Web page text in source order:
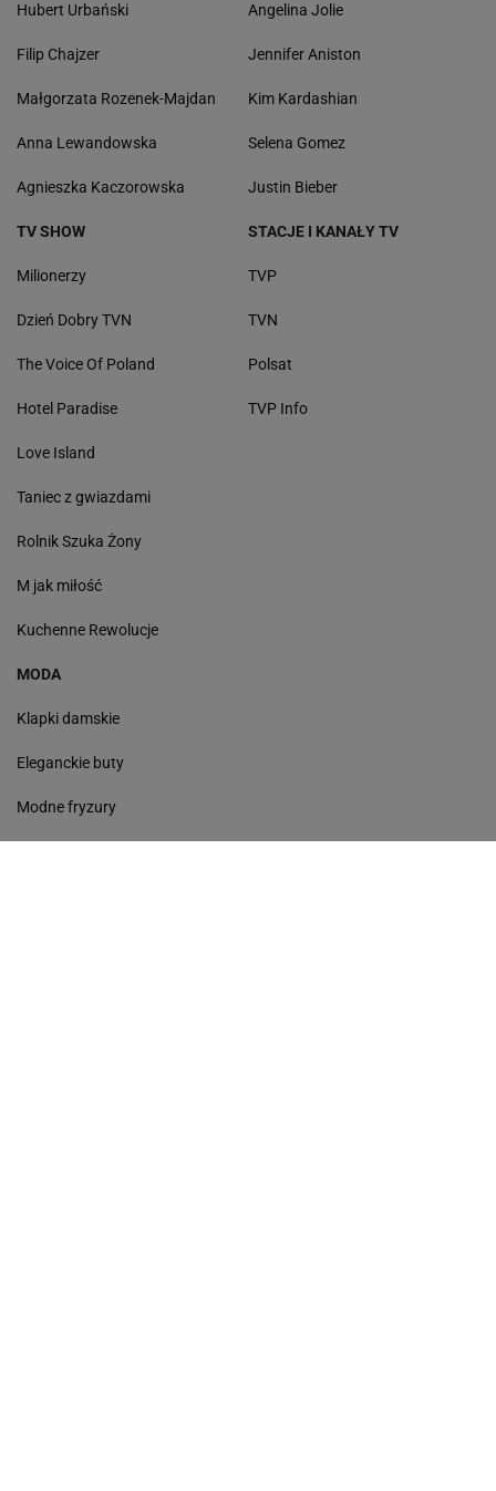
Hubert Urbański
Filip Chajzer
Małgorzata Rozenek-Majdan
Anna Lewandowska
Agnieszka Kaczorowska
Angelina Jolie
Jennifer Aniston
Kim Kardashian
Selena Gomez
Justin Bieber
TV SHOW
Milionerzy
Dzień Dobry TVN
The Voice Of Poland
Hotel Paradise
Love Island
Taniec z gwiazdami
Rolnik Szuka Żony
M jak miłość
Kuchenne Rewolucje
STACJE I KANAŁY TV
TVP
TVN
Polsat
TVP Info
MODA
Klapki damskie
Eleganckie buty
Modne fryzury